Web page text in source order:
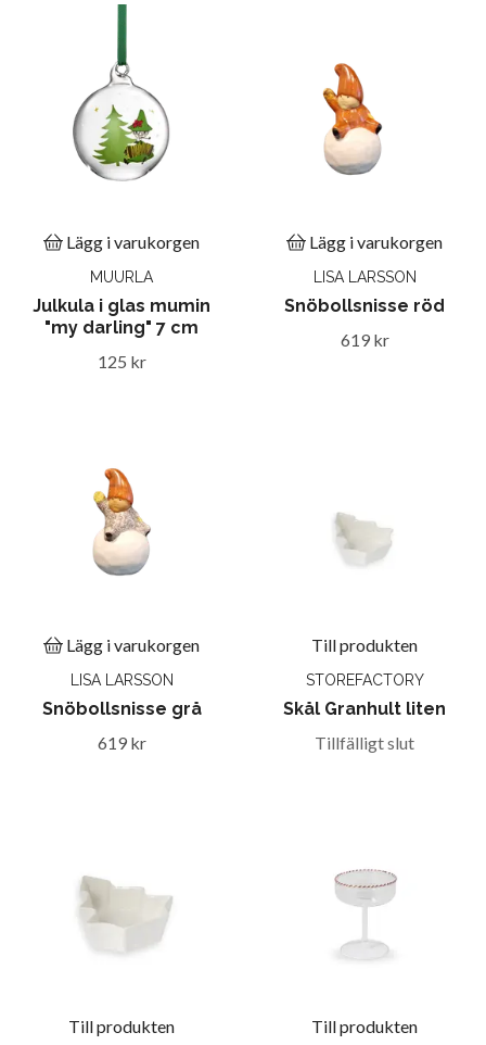
Lägg i varukorgen
MUURLA
Julkula i glas mumin
"my darling" 7 cm
125 kr
Lägg i varukorgen
LISA LARSSON
Snöbollsnisse röd
619 kr
Lägg i varukorgen
LISA LARSSON
Snöbollsnisse grå
619 kr
Till produkten
STOREFACTORY
Skål Granhult liten
Tillfälligt slut
Till produkten Till produkten